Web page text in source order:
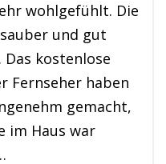
wohlgefühlt. Die
und gut
kostenlose
Fernseher haben
gemacht,
im Haus war